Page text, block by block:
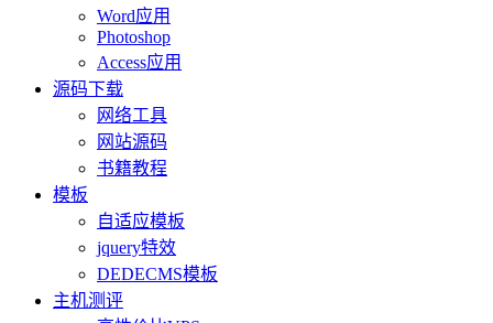
Word应用
Photoshop
Access应用
源码下载
网络工具
网站源码
书籍教程
模板
自适应模板
jquery特效
DEDECMS模板
主机测评